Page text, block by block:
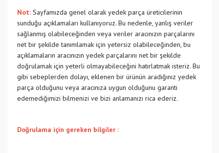
Not: Sayfamızda genel olarak yedek parça üreticilerinin
sunduğu açıklamaları kullanıyoruz. Bu nedenle, yanlış veriler
sağlanmış olabileceğinden veya veriler aracınızın parçalarını
net bir şekilde tanımlamak için yetersiz olabileceğinden, bu
açıklamaların aracınızın yedek parçalarını net bir şekilde
doğrulamak için yeterli olmayabileceğini hatırlatmak isteriz. Bu
gibi sebeplerden dolayı, eklenen bir ürünün aradığınız yedek
parça olduğunu veya aracınıza uygun olduğunu garanti
edemediğimizi bilmenizi ve bizi anlamanızı rica ederiz.
Doğrulama için gereken bilgiler :